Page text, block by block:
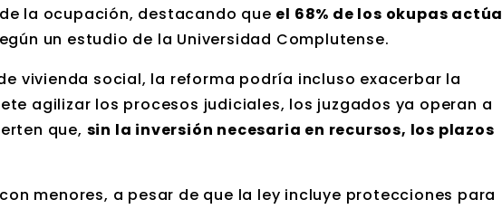
la ocupación, destacando que el 68% de los okupas actúa
un estudio de la Universidad Complutense.
vivienda social, la reforma podría incluso exacerbar la
agilizar los procesos judiciales, los juzgados ya operan a
que, sin la inversión necesaria en recursos, los plazos
menores, a pesar de que la ley incluye protecciones para